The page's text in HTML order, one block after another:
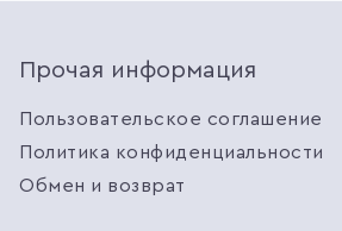
Прочая информация
Пользовательское соглашение
Политика конфиденциальности
Обмен и возврат